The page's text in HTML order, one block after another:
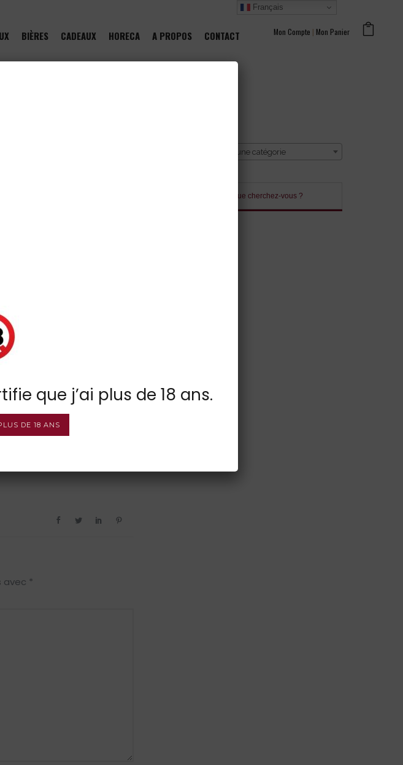
Mon Compte | Mon Panier
BIÈRES CADEAUX HORECA A PROPOS CONTACT
wp-
avec *
Sélectionner une catégorie
Français
que j’ai plus de 18 ans.
DE 18 ANS